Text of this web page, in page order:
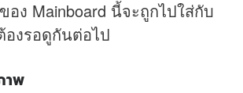
ง Mainboard นี้จะถูกไปใส่กับ
งรอดูกันต่อไป
าพ